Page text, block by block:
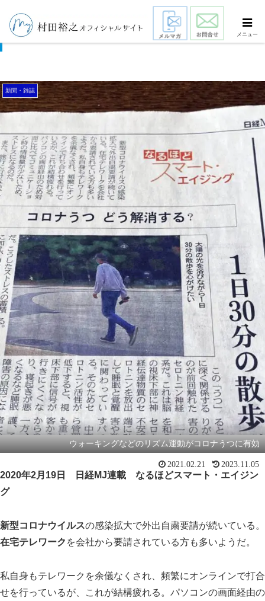
コロナうつ どう解消する？
新聞・雑誌
ウォーキングなどのリズム運動がコロナうつに有効
2021.02.21 2023.11.05
2020年2月19日 日経MJ連載 なるほどスマート・エイジン
グ
新型コロナウイルスの感染拡大で外出自粛要請が続いている。
在宅テレワーク を会社から要請されている方も多いようだ。
私自身もテレワークを余儀なくされ、頻繁にオンラインで打合
せを行っているが、これが結構疲れる。パソコンの画面経由の
メニュー